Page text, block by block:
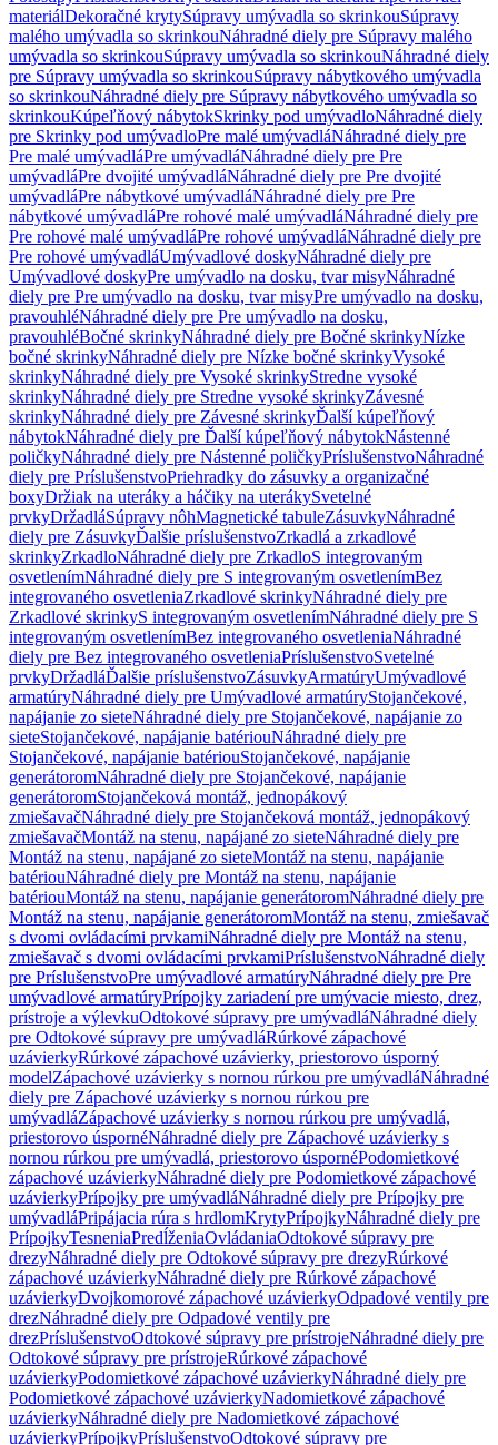
materiálDekoračné krytySúpravy umývadla so skrinkouSúpravy
malého umývadla so skrinkouNáhradné diely pre Súpravy malého
umývadla so skrinkouSúpravy umývadla so skrinkouNáhradné diely
pre Súpravy umývadla so skrinkouSúpravy nábytkového umývadla
so skrinkouNáhradné diely pre Súpravy nábytkového umývadla so
skrinkouKúpeľňový nábytokSkrinky pod umývadloNáhradné diely
pre Skrinky pod umývadloPre malé umývadláNáhradné diely pre
Pre malé umývadláPre umývadláNáhradné diely pre Pre
umývadláPre dvojité umývadláNáhradné diely pre Pre dvojité
umývadláPre nábytkové umývadláNáhradné diely pre Pre
nábytkové umývadláPre rohové malé umývadláNáhradné diely pre
Pre rohové malé umývadláPre rohové umývadláNáhradné diely pre
Pre rohové umývadláUmývadlové doskyNáhradné diely pre
Umývadlové doskyPre umývadlo na dosku, tvar misyNáhradné
diely pre Pre umývadlo na dosku, tvar misyPre umývadlo na dosku,
pravouhléNáhradné diely pre Pre umývadlo na dosku,
pravouhléBočné skrinkyNáhradné diely pre Bočné skrinkyNízke
bočné skrinkyNáhradné diely pre Nízke bočné skrinkyVysoké
skrinkyNáhradné diely pre Vysoké skrinkyStredne vysoké
skrinkyNáhradné diely pre Stredne vysoké skrinkyZávesné
skrinkyNáhradné diely pre Závesné skrinkyĎalší kúpeľňový
nábytokNáhradné diely pre Ďalší kúpeľňový nábytokNástenné
poličkyNáhradné diely pre Nástenné poličkyPríslušenstvoNáhradné
diely pre PríslušenstvoPriehradky do zásuvky a organizačné
boxyDržiak na uteráky a háčiky na uterákySvetelné
prvkyDržadláSúpravy nôhMagnetické tabuleZásuvkyNáhradné
diely pre ZásuvkyĎalšie príslušenstvoZrkadlá a zrkadlové
skrinkyZrkadloNáhradné diely pre ZrkadloS integrovaným
osvetlenímNáhradné diely pre S integrovaným osvetlenímBez
integrovaného osvetleniaZrkadlové skrinkyNáhradné diely pre
Zrkadlové skrinkyS integrovaným osvetlenímNáhradné diely pre S
integrovaným osvetlenímBez integrovaného osvetleniaNáhradné
diely pre Bez integrovaného osvetleniaPríslušenstvoSvetelné
prvkyDržadláĎalšie príslušenstvoZásuvkyArmatúryUmývadlové
armatúryNáhradné diely pre Umývadlové armatúryStojančekové,
napájanie zo sieteNáhradné diely pre Stojančekové, napájanie zo
sieteStojančekové, napájanie batériouNáhradné diely pre
Stojančekové, napájanie batériouStojančekové, napájanie
generátoromNáhradné diely pre Stojančekové, napájanie
generátoromStojančeková montáž, jednopákový
zmiešavačNáhradné diely pre Stojančeková montáž, jednopákový
zmiešavačMontáž na stenu, napájané zo sieteNáhradné diely pre
Montáž na stenu, napájané zo sieteMontáž na stenu, napájanie
batériouNáhradné diely pre Montáž na stenu, napájanie
batériouMontáž na stenu, napájanie generátoromNáhradné diely pre
Montáž na stenu, napájanie generátoromMontáž na stenu, zmiešavač
s dvomi ovládacími prvkamiNáhradné diely pre Montáž na stenu,
zmiešavač s dvomi ovládacími prvkamiPríslušenstvoNáhradné diely
pre PríslušenstvoPre umývadlové armatúryNáhradné diely pre Pre
umývadlové armatúryPrípojky zariadení pre umývacie miesto, drez,
prístroje a výlevkuOdtokové súpravy pre umývadláNáhradné diely
pre Odtokové súpravy pre umývadláRúrkové zápachové
uzávierkyRúrkové zápachové uzávierky, priestorovo úsporný
modelZápachové uzávierky s nornou rúrkou pre umývadláNáhradné
diely pre Zápachové uzávierky s nornou rúrkou pre
umývadláZápachové uzávierky s nornou rúrkou pre umývadlá,
priestorovo úspornéNáhradné diely pre Zápachové uzávierky s
nornou rúrkou pre umývadlá, priestorovo úspornéPodomietkové
zápachové uzávierkyNáhradné diely pre Podomietkové zápachové
uzávierkyPrípojky pre umývadláNáhradné diely pre Prípojky pre
umývadláPripájacia rúra s hrdlomKrytyPrípojkyNáhradné diely pre
PrípojkyTesneniaPredĺženiaOvládaniaOdtokové súpravy pre
drezyNáhradné diely pre Odtokové súpravy pre drezyRúrkové
zápachové uzávierkyNáhradné diely pre Rúrkové zápachové
uzávierkyDvojkomorové zápachové uzávierkyOdpadové ventily pre
drezNáhradné diely pre Odpadové ventily pre
drezPríslušenstvoOdtokové súpravy pre prístrojeNáhradné diely pre
Odtokové súpravy pre prístrojeRúrkové zápachové
uzávierkyPodomietkové zápachové uzávierkyNáhradné diely pre
Podomietkové zápachové uzávierkyNadomietkové zápachové
uzávierkyNáhradné diely pre Nadomietkové zápachové
uzávierkyPrípojkyPríslušenstvoOdtokové súpravy pre